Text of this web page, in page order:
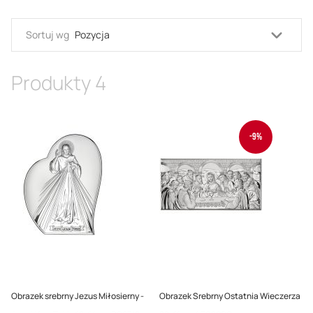
Produkty4
Sortuj wg
Obrazek srebrny Jezus Miłosierny -
-9%
Obrazek Srebrny Ostatnia Wieczerza